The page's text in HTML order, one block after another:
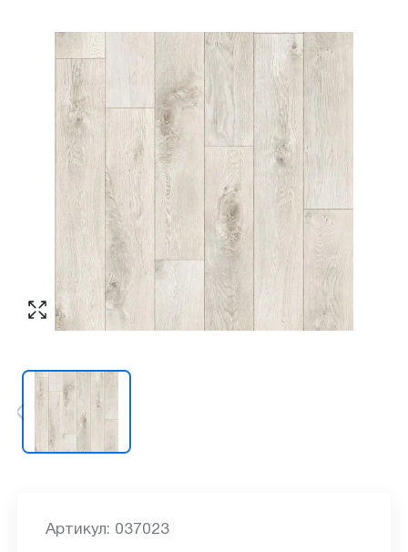
Артикул: 037023
данных в соответствии сполитикой
конфиденциальности
ПЕРЕЗВОНИТЕ МНЕ
Номер телефона*:
Согласен с обработкой персональных
данных в соответствии с
политикой
конфиденциальности
КУПИТЬ